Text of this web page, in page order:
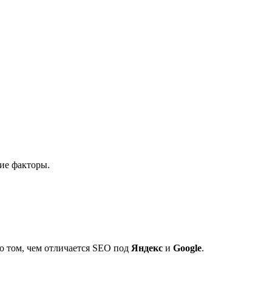
факторы.
чем отличается SEO под Яндекс и Google.